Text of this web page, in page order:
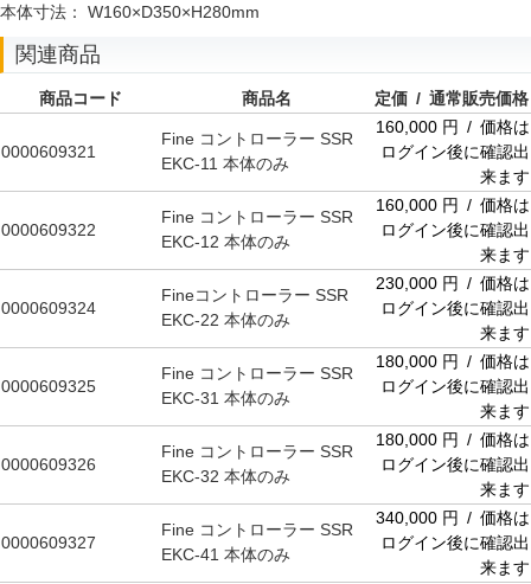
本体寸法： W160×D350×H280mm
関連商品
商品コード 商品名 定価 / 通常販売価格
0000609321
Fine コントローラー SSR
EKC-11 本体のみ
160,000 円 / 価格は
ログイン後に確認出
来ます
0000609322
Fine コントローラー SSR
EKC-12 本体のみ
160,000 円 / 価格は
ログイン後に確認出
来ます
0000609324
Fineコントローラー SSR
EKC-22 本体のみ
230,000 円 / 価格は
ログイン後に確認出
来ます
0000609325
Fine コントローラー SSR
EKC-31 本体のみ
180,000 円 / 価格は
ログイン後に確認出
来ます
0000609326
Fine コントローラー SSR
EKC-32 本体のみ
180,000 円 / 価格は
ログイン後に確認出
来ます
0000609327
Fine コントローラー SSR
EKC-41 本体のみ
340,000 円 / 価格は
ログイン後に確認出
来ます